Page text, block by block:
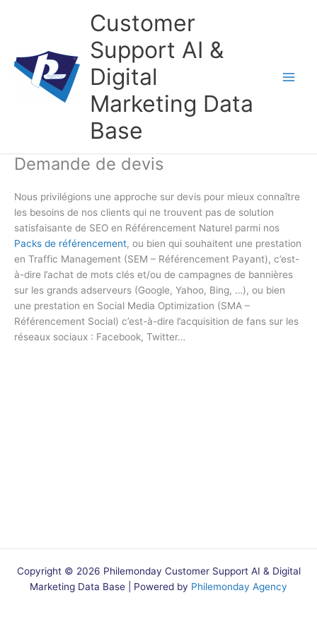
Customer
Support AI &
Digital
Marketing Data
Base
Demande de devis
Nous privilégions une approche sur devis pour mieux connaître
les besoins de nos clients qui ne trouvent pas de solution
satisfaisante de SEO en Référencement Naturel parmi nos
Packs de référencement, ou bien qui souhaitent une prestation
en Traffic Management (SEM – Référencement Payant), c’est-
à-dire l’achat de mots clés et/ou de campagnes de bannières
sur les grands adserveurs (Google, Yahoo, Bing, …), ou bien
une prestation en Social Media Optimization (SMA –
Référencement Social) c’est-à-dire l’acquisition de fans sur les
réseaux sociaux : Facebook, Twitter…
Copyright © 2026 Philemonday Customer Support AI & Digital
Marketing Data Base | Powered by Philemonday Agency